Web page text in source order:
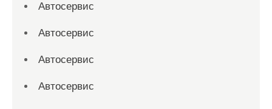
Автосервис
Автосервис
Автосервис
Автосервис